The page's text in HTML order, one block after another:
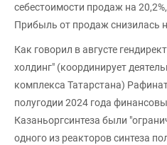
себестоимости продаж на
Прибыль от продаж снизилась
Как говорил в августе
холдинг" (координирует
комплекса Татарстана)
полугодии 2024 года
Казаньоргсинтеза были
одного из реакторов синтеза